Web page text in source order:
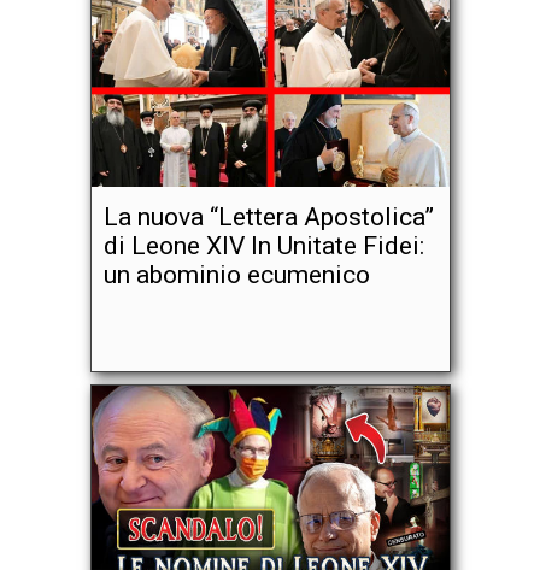
La nuova “Lettera Apostolica”
di Leone XIV In Unitate Fidei:
un abominio ecumenico